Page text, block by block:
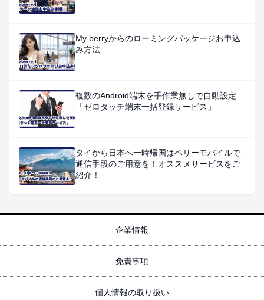
My berryからのローミングパッケージお申込
み方法
複数のAndroid端末を手作業無しで自動設定
「ゼロタッチ端末一括登録サービス」
タイから日本へ一時帰国はベリーモバイルで
通信手段のご用意を！オススメサービスをご
紹介！
企業情報
免責事項
個人情報の取り扱い